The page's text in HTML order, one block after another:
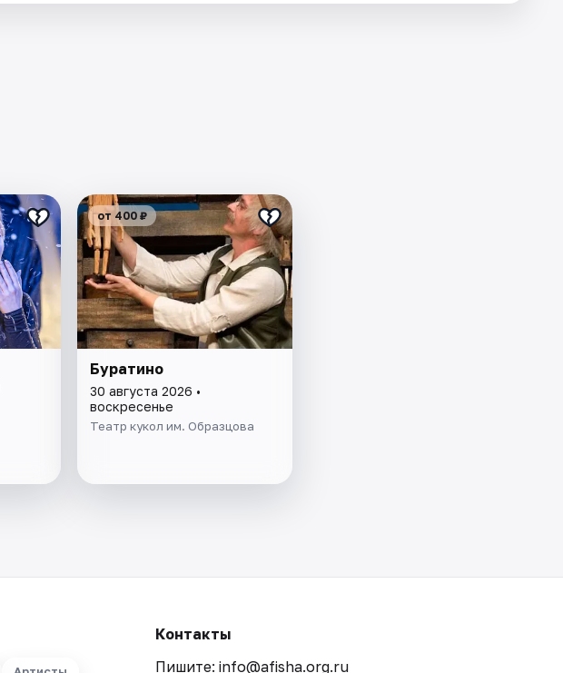
от 400 ₽
Буратино
30 августа 2026 •
воскресенье
Театр кукол им. Образцова
Контакты
Пишите: info@afisha.org.ru